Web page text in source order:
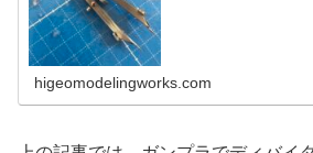
higeomodelingworks.com